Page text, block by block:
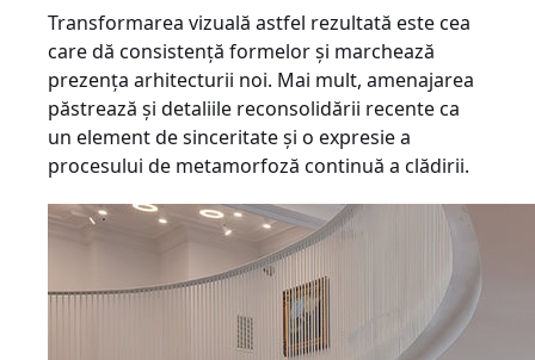
Transformarea vizuală astfel rezultată este cea
care dă consistenţă formelor şi marchează
prezenţa arhitecturii noi. Mai mult, amenajarea
păstrează şi detaliile reconsolidării recente ca
un element de sinceritate şi o expresie a
procesului de metamorfoză continuă a clădirii.